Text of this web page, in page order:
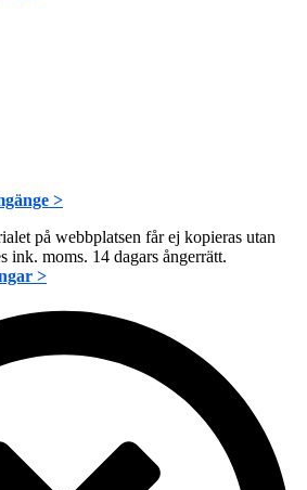
>
på webbplatsen får ej kopieras utan
ink. moms. 14 dagars ångerrätt.
>